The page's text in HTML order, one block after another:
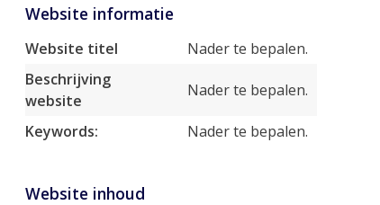
Website informatie
Website titel
Nader te bepalen.
Beschrijving
website
Nader te bepalen.
Keywords: Nader te bepalen.
Website inhoud